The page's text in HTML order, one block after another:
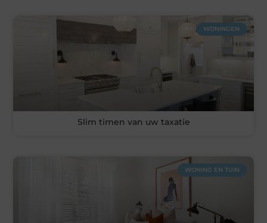
WONINGEN
Slim timen van uw taxatie
WONING EN TUIN